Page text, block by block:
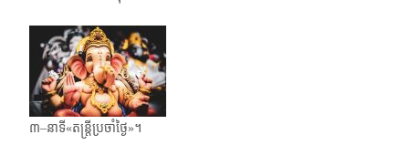
៣–នាទី«តន្ត្រីប្រចាំថ្ងៃ»។